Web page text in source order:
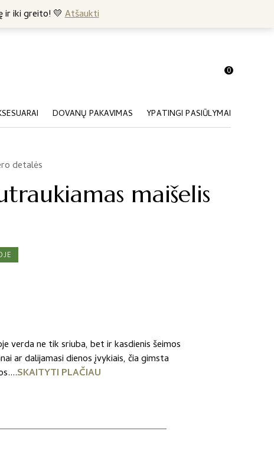
ir iki greito! 💛Atšaukti
0
DOVANŲ PAKAVIMAS YPATINGI PASIŪLYMAI
detalės
maišelis
verda ne tik sriuba, bet ir kasdienis šeimos
ar dalijamasi dienos įvykiais, čia gimsta
SKAITYTI PLAČIAU